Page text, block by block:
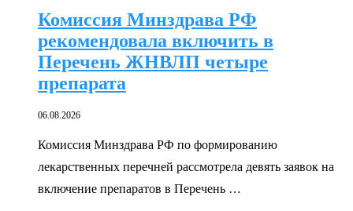
Комиссия Минздрава РФ
рекомендовала включить в
Перечень ЖНВЛП четыре
препарата
06.08.2026
Комиссия Минздрава РФ по формированию
лекарственных перечней рассмотрела девять заявок на
включение препаратов в Перечень …